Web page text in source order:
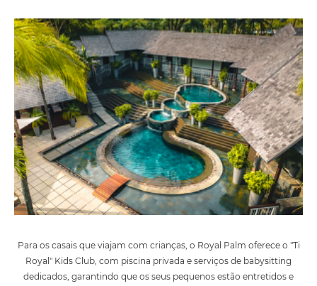
Para os casais que viajam com crianças, o Royal Palm oferece o "Ti
Royal" Kids Club, com piscina privada e serviços de babysitting
dedicados, garantindo que os seus pequenos estão entretidos e